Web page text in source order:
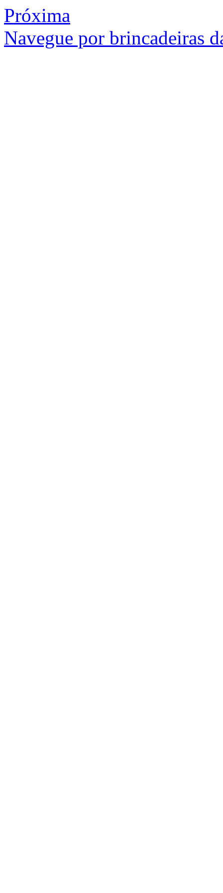
Próxima
Navegue por brincadeiras